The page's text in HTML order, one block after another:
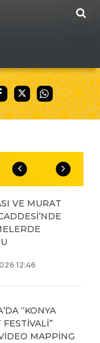
FİNAL
PAYLAŞTI
KEÇİLİ
VE MURAT
12:46
“KONYA
MAPPİNG